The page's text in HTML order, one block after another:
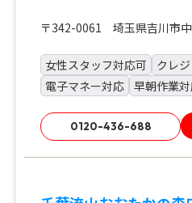
〒342-0061 埼玉県吉川市
女性スタッフ対応可
クレ
電子マネー対応 早朝作業
0120-436-688